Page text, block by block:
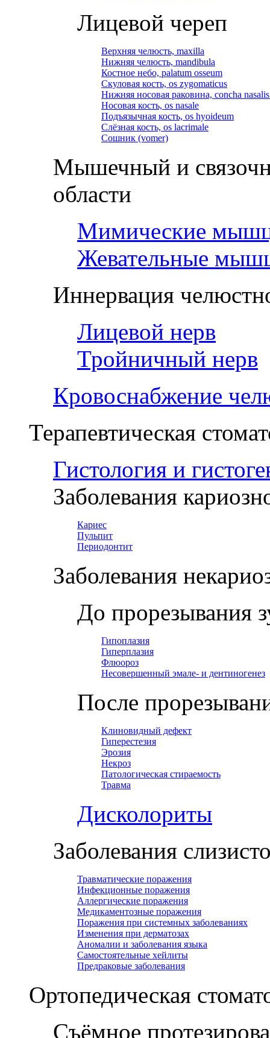
Лицевой череп
Верхняя челюсть, maxilla
Нижняя челюсть, mandibula
Костное небо, palatum osseum
Скуловая кость, os zygomaticus
Нижняя носовая раковина, concha
Носовая кость, os nasale
Подъязычная кость, os hyoideum
Слёзная кость, os lacrimale
Сошник (vomer)
Мышечный и
области
Мимические
Жевательные
Иннервация
Лицевой нерв
Тройничный нерв
Кровоснабжение
Терапевтическая
Гистология и
Заболевания
Кариес
Пульпит
Периодонтит
Заболевания
До прорезывания
Гипоплазия
Гиперплазия
Флюороз
Несовершенный эмале- и дентиногенез
После
Клиновидный дефект
Гиперестезия
Эрозия
Некроз
Патологическая стираемость
Травма
Дисколориты
Заболевания
Травматические поражения
Инфекционные поражения
Аллергические поражения
Медикаментозные поражения
Поражения при системных заболеваниях
Изменения при дерматозах
Аномалии и заболевания языка
Самостоятельные хейлиты
Предраковые заболевания
Ортопедическая
Съёмное